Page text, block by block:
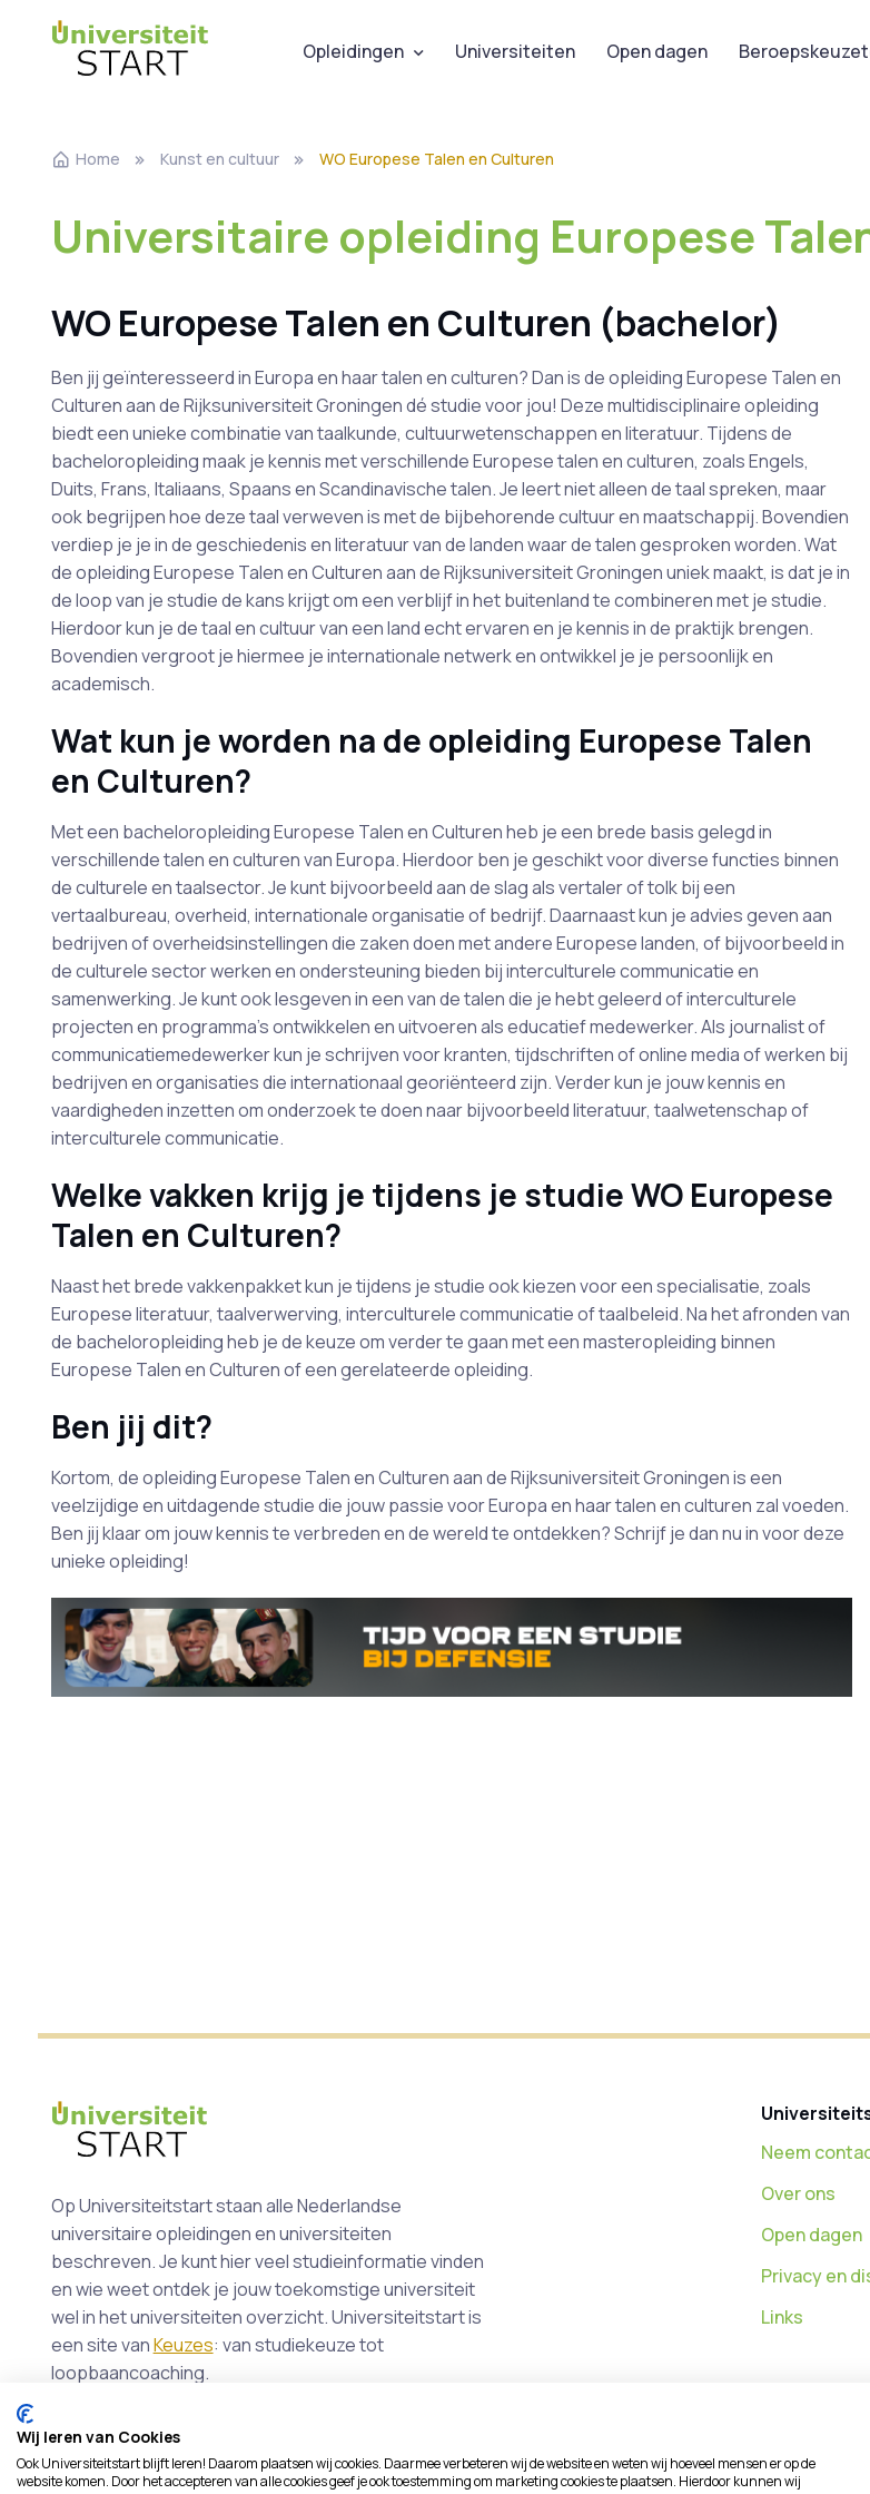
Opleidingen Universiteiten Open dagen
Home Kunst en cultuur WO Europese Talen en Culturen
Universitaire opleiding Europese
WO Europese Talen en Culturen (bachelor)
Ben jij geïnteresseerd in Europa en haar talen en culturen? Dan is de opleiding Europese Talen en
Culturen aan de Rijksuniversiteit Groningen dé studie voor jou! Deze multidisciplinaire opleiding
biedt een unieke combinatie van taalkunde, cultuurwetenschappen en literatuur. Tijdens de
bacheloropleiding maak je kennis met verschillende Europese talen en culturen, zoals Engels,
Duits, Frans, Italiaans, Spaans en Scandinavische talen. Je leert niet alleen de taal spreken, maar
ook begrijpen hoe deze taal verweven is met de bijbehorende cultuur en maatschappij. Bovendien
verdiep je je in de geschiedenis en literatuur van de landen waar de talen gesproken worden. Wat
de opleiding Europese Talen en Culturen aan de Rijksuniversiteit Groningen uniek maakt, is dat je in
de loop van je studie de kans krijgt om een verblijf in het buitenland te combineren met je studie.
Hierdoor kun je de taal en cultuur van een land echt ervaren en je kennis in de praktijk brengen.
Bovendien vergroot je hiermee je internationale netwerk en ontwikkel je je persoonlijk en
academisch.
Wat kun je worden na de opleiding Europese Talen
en Culturen?
Met een bacheloropleiding Europese Talen en Culturen heb je een brede basis gelegd in
verschillende talen en culturen van Europa. Hierdoor ben je geschikt voor diverse functies binnen
de culturele en taalsector. Je kunt bijvoorbeeld aan de slag als vertaler of tolk bij een
vertaalbureau, overheid, internationale organisatie of bedrijf. Daarnaast kun je advies geven aan
bedrijven of overheidsinstellingen die zaken doen met andere Europese landen, of bijvoorbeeld in
de culturele sector werken en ondersteuning bieden bij interculturele communicatie en
samenwerking. Je kunt ook lesgeven in een van de talen die je hebt geleerd of interculturele
projecten en programma's ontwikkelen en uitvoeren als educatief medewerker. Als journalist of
communicatiemedewerker kun je schrijven voor kranten, tijdschriften of online media of werken bij
bedrijven en organisaties die internationaal georiënteerd zijn. Verder kun je jouw kennis en
vaardigheden inzetten om onderzoek te doen naar bijvoorbeeld literatuur, taalwetenschap of
interculturele communicatie.
Welke vakken krijg je tijdens je studie WO Europese
Talen en Culturen?
Naast het brede vakkenpakket kun je tijdens je studie ook kiezen voor een specialisatie, zoals
Europese literatuur, taalverwerving, interculturele communicatie of taalbeleid. Na het afronden van
de bacheloropleiding heb je de keuze om verder te gaan met een masteropleiding binnen
Europese Talen en Culturen of een gerelateerde opleiding.
Ben jij dit?
Kortom, de opleiding Europese Talen en Culturen aan de Rijksuniversiteit Groningen is een
veelzijdige en uitdagende studie die jouw passie voor Europa en haar talen en culturen zal voeden.
Ben jij klaar om jouw kennis te verbreden en de wereld te ontdekken? Schrijf je dan nu in voor deze
unieke opleiding!
Op Universiteitstart staan alle Nederlandse
universitaire opleidingen en universiteiten
beschreven. Je kunt hier veel studieinformatie vinden
en wie weet ontdek je jouw toekomstige universiteit
wel in het universiteiten overzicht. Universiteitstart is
een site vanKeuzes: van studiekeuze tot
loopbaancoaching.
Neem
Over ons
Open dagen
Privacy en
Links
Wij leren van Cookies
Ook Universiteitstart blijft leren! Daarom plaatsen wij cookies. Daarmee verbeteren wij de website en weten wij hoeveel mensen er op de
website komen. Door het accepteren van alle cookies geef je ook toestemming om marketing cookies te plaatsen. Hierdoor kunnen wij